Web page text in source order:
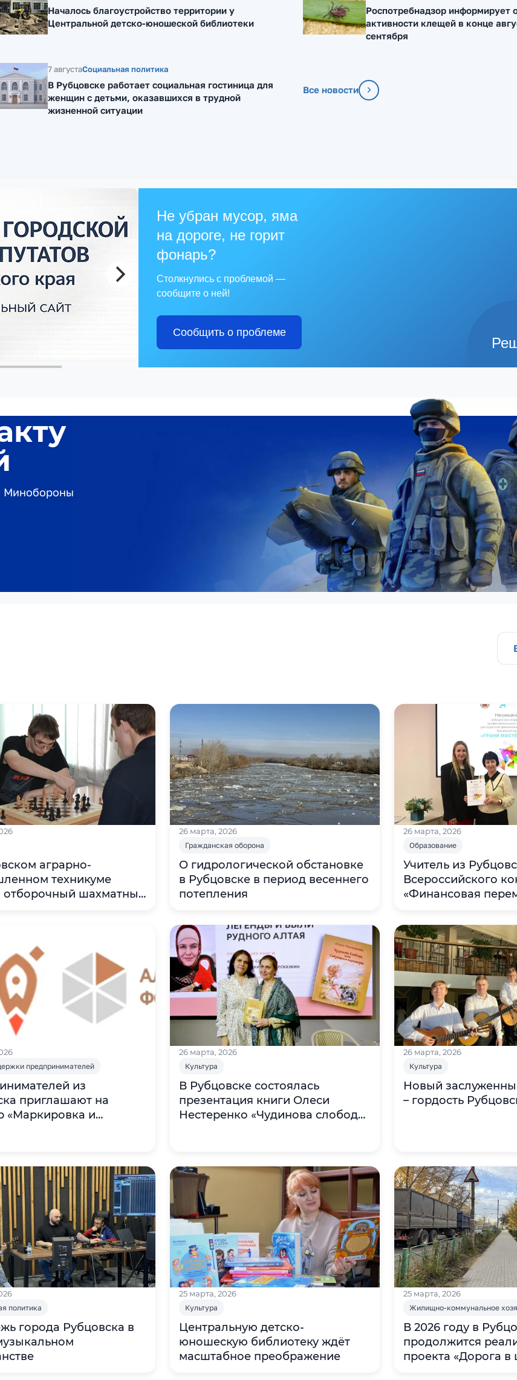
Началось благоустройство территории у
Центральной детско-юношеской библиотеки
Роспотребнадзор информирует
активности клещей в конце
сентября
7 августаСоциальная политика
В Рубцовске работает социальная гостиница для
женщин с детьми, оказавшихся в трудной
жизненной ситуации
Все новости
Не убран мусор, яма
на дороге, не горит
фонарь?
Столкнулись с проблемой —
сообщите о ней!
Сообщить о проблеме
Минобороны
аграрно-
техникуме
шахматный
26 марта, 2026
Гражданская оборона
О гидрологической обстановке
в Рубцовске в период весеннего
потепления
26 марта, 2026
Образование
Учитель из
Всероссийского
«Финансовая
предпринимателей
из
приглашают на
«Маркировка и
26 марта, 2026
Культура
В Рубцовске состоялась
презентация книги Олеси
Нестеренко «Чудинова слобода,
26 марта, 2026
Культура
Новый
– гордость
политика
города Рубцовска в
25 марта, 2026
Культура
Центральную детско-
юношескую библиотеку ждёт
масштабное преображение
25 марта, 2026
Жилищно-коммунальное
В 2026 году в
продолжится
проекта «Дорога в